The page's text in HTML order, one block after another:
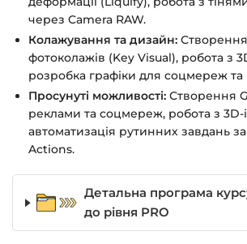
через Camera RAW.
Колажування та дизайн:
фотоколажів (Key Visual), робота з
розробка графіки для соцмереж та
Просунуті можливості: Створення
реклами та соцмереж, робота з 3D-
автоматизація рутинних завдань
Actions.
Детальна програма
до рівня PRO